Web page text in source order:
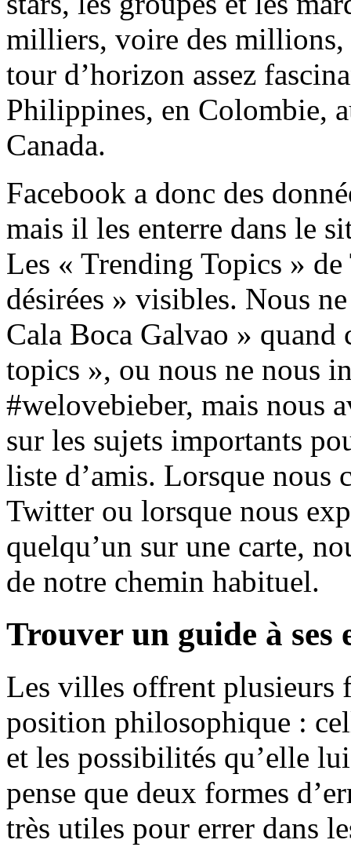
milliers, voire des
tour d’horizon assez
Philippines, en Colombie,
Canada.
Facebook a donc des
mais il les enterre dans le
Les « Trending Topics »
désirées » visibles. Nous
Cala Boca Galvao » quand
topics », ou nous ne nous
#welovebieber, mais nous
sur les sujets importants
liste d’amis. Lorsque nous
Twitter ou lorsque nous
quelqu’un sur une carte,
de notre chemin habituel.
Trouver un guide à ses
Les villes offrent plusieurs
position philosophique :
et les possibilités qu’elle
pense que deux formes
très utiles pour errer dans